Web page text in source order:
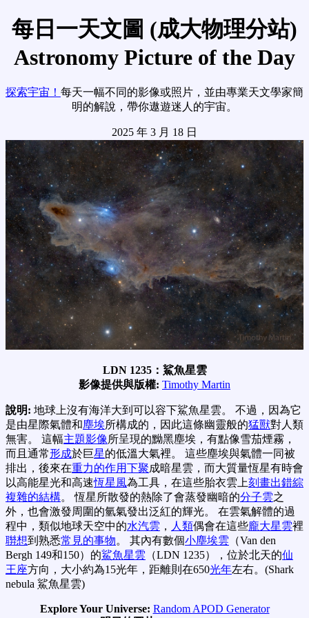
每日一天文圖 (成大物理分站)
Astronomy Picture of the Day
探索宇宙！ 每天一幅不同的影像或照片，並由專業天文學家簡
明的解說，帶你遨遊迷人的宇宙。
2025 年 3 月 18 日
LDN 1235：鯊魚星雲
影像提供與版權: Timothy Martin
說明: 地球上沒有海洋大到可以容下鯊魚星雲。 不過，因為它
是由星際氣體和塵埃所構成的，因此這條幽靈般的猛獸對人類
無害。 這幅主題影像所呈現的黝黑塵埃，有點像雪茄煙霧，
而且通常形成於巨星的低溫大氣裡。 這些塵埃與氣體一同被
排出，後來在重力的作用下聚成暗星雲，而大質量恆星有時會
以高能星光和高速恆星風為工具，在這些胎衣雲上刻畫出錯綜
複雜的結構。 恆星所散發的熱除了會蒸發幽暗的分子雲之
外，也會激發周圍的氫氣發出泛紅的輝光。 在雲氣解體的過
程中，類似地球天空中的水汽雲 ， 人類偶會在這些龐大星雲裡
聨想到熟悉常見的事物。 其內有數個小塵埃雲 （Van den
Bergh 149和150）的鯊魚星雲 （LDN 1235），位於北天的仙
王座方向，大小約為15光年，距離則在650光年左右。(Shark
nebula 鯊魚星雲)
Explore Your Universe: Random APOD Generator